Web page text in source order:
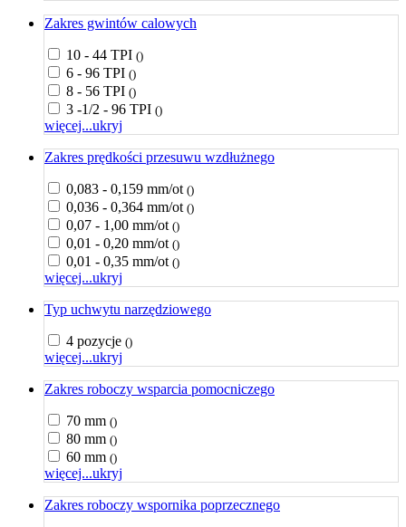
Zakres gwintów calowych
10 - 44 TPI ()
6 - 96 TPI ()
8 - 56 TPI ()
3 -1/2 - 96 TPI ()
więcej...ukryj
Zakres prędkości przesuwu wzdłużnego
0,083 - 0,159 mm/ot ()
0,036 - 0,364 mm/ot ()
0,07 - 1,00 mm/ot ()
0,01 - 0,20 mm/ot ()
0,01 - 0,35 mm/ot ()
więcej...ukryj
Typ uchwytu narzędziowego
4 pozycje ()
więcej...ukryj
Zakres roboczy wsparcia pomocniczego
70 mm ()
80 mm ()
60 mm ()
więcej...ukryj
Zakres roboczy wspornika poprzecznego